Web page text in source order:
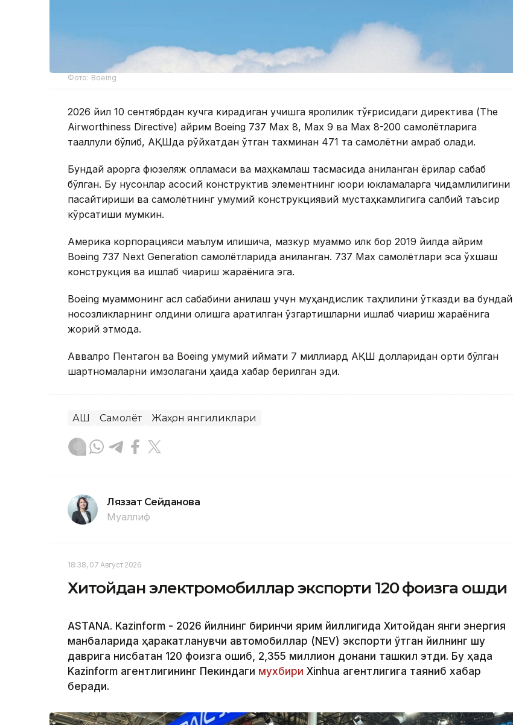
Фото: Boeing
2026 йил 10 сентябрдан кучга кирадиган учишга яроқлилик тўғрисидаги директива (The
Airworthiness Directive) айрим Boeing 737 Max 8, Max 9 ва Max 8-200 самолётларига
тааллуқли бўлиб, АҚШда рўйхатдан ўтган тахминан 471 та самолётни қамраб олади.
Бундай қарорга фюзеляж қопламаси ва маҳкамлаш тасмасида аниқланган ёриқлар сабаб
бўлган. Бу нуқсонлар асосий конструктив элементнинг юқори юкламаларга чидамлилигини
пасайтириши ва самолётнинг умумий конструкциявий мустаҳкамлигига салбий таъсир
кўрсатиши мумкин.
Америка корпорацияси маълум қилишича, мазкур муаммо илк бор 2019 йилда айрим
Boeing 737 Next Generation самолётларида аниқланган. 737 Max самолётлари эса ўхшаш
конструкция ва ишлаб чиқариш жараёнига эга.
Boeing муаммонинг асл сабабини аниқлаш учун муҳандислик таҳлилини ўтказди ва бундай
носозликларнинг олдини олишга қаратилган ўзгартишларни ишлаб чиқариш жараёнига
жорий этмоқда.
Аввалроқ Пентагон ва Boeing умумий қиймати 7 миллиард АҚШ долларидан ортиқ бўлган
шартномаларни имзолагани ҳақида хабар берилган эди.
АҚШ Самолёт Жаҳон янгиликлари
Ляззат Сейданова
Муаллиф
18:38, 07 Август 2026
Хитойдан электромобиллар экспорти 120 фоизга ошди
ASTANA. Kazinform - 2026 йилнинг биринчи ярим йиллигида Хитойдан янги энергия
манбаларида ҳаракатланувчи автомобиллар (NEV) экспорти ўтган йилнинг шу
даврига нисбатан 120 фоизга ошиб, 2,355 миллион донани ташкил этди. Бу ҳақда
Kazinform агентлигининг Пекиндаги мухбири Xinhua агентлигига таяниб хабар
беради.